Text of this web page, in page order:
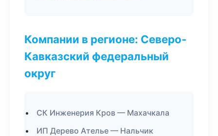
Компании в регионе: Северо-
Кавказский федеральный
округ
СК Инженерия Кров — Махачкала
ИП Дерево Ателье — Нальчик